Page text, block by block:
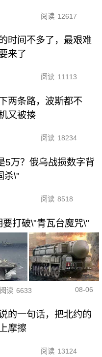
阅读 12617
时间不多了，最艰难
来了
阅读 11113
两条路，波斯都不
又被揍
阅读 18234
5万？俄乌战损数字背
杀\"
阅读 8518
打破\"青瓦台魔咒\"
阅读 6633 08-06
的一句话，把北约的
摩擦
阅读 13124